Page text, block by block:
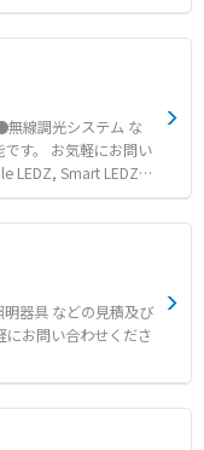
せください。
線調光システム な
す。 お気軽にお問い
LEDZ, Smart LEDZ,
レードマークであ
明が著作権を有しま
器具 などの見積及び
にお問い合わせくださ